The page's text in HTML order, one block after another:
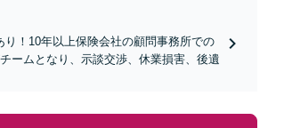
り！10年以上保険会社の顧問事務所での
ームとなり、示談交渉、休業損害、後遺